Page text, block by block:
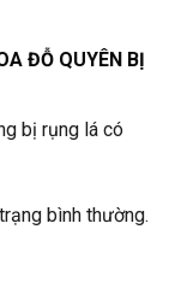
ĐỖ QUYÊN BỊ
bị rụng lá có
bình thường.